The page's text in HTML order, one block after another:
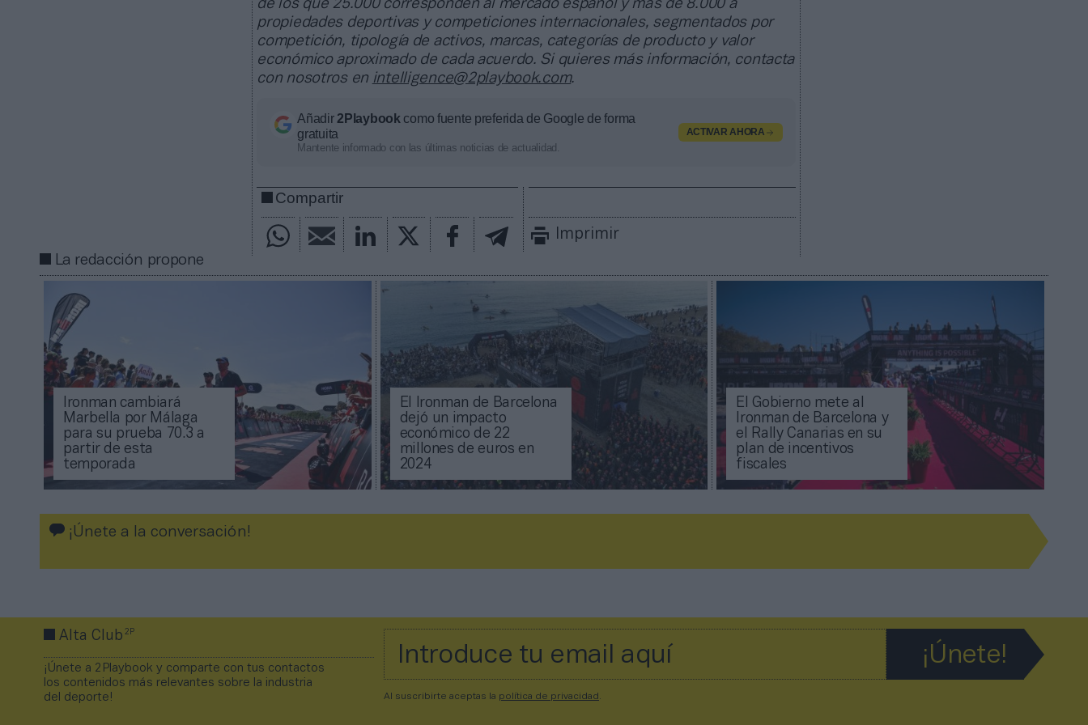
de los que 25.000 corresponden al mercado español y más de 8.000 a
propiedades deportivas y competiciones internacionales, segmentados por
competición, tipología de activos, marcas, categorías de producto y valor
económico aproximado de cada acuerdo. Si quieres más información, contacta
con nosotros en intelligence@2playbook.com.
Añadir2Playbook como fuente preferida de Google de forma
gratuita
Mantente informado con las últimas noticias de actualidad.
ACTIVAR AHORA
Compartir
Imprimir
La redacción propone
Ironman cambiará
Marbella por Málaga
para su prueba 70.3 a
partir de esta
temporada
El Ironman de Barcelona
dejó un impacto
económico de 22
millones de euros en
2024
El Gobierno mete al
Ironman de Barcelona y
el Rally Canarias en su
plan de incentivos
fiscales
¡Únete a la conversación!
Alta Club2P
¡Únete a 2Playbook y comparte con tus contactos
los contenidos más relevantes sobre la industria
del deporte!
Al suscribirte aceptas la política de privacidad